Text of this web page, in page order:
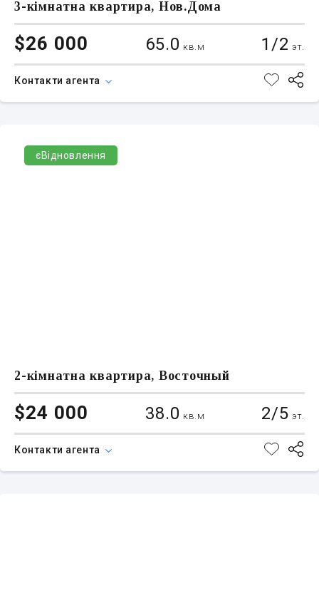
3-кімнатна квартира, Нов.Дома
$26 000 65.0 кв.м 1/2 эт.
Контакти агента
єВідновлення
2-кімнатна квартира, Восточный
$24 000 38.0 кв.м 2/5 эт.
Контакти агента